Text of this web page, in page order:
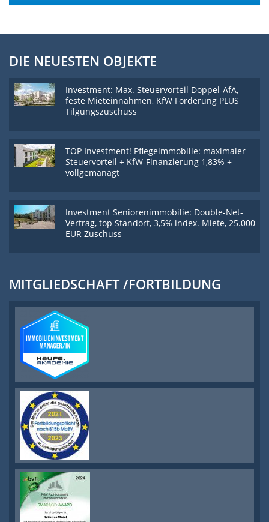
DIE NEUESTEN OBJEKTE
Investment: Max. Steuervorteil Doppel-AfA,
feste Mieteinnahmen, KfW Förderung PLUS
Tilgungszuschuss
TOP Investment! Pflegeimmobilie: maximaler
Steuervorteil + KfW-Finanzierung 1,83% +
vollgemanagt
Investment Seniorenimmobilie: Double-Net-
Vertrag, top Standort, 3,5% index. Miete, 25.000
EUR Zuschuss
MITGLIEDSCHAFT /FORTBILDUNG